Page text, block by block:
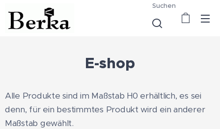
Suchen
E-shop
Alle Produkte sind im Maßstab H0 erhältlich, es sei
denn, für ein bestimmtes Produkt wird ein anderer
Maßstab gewählt.